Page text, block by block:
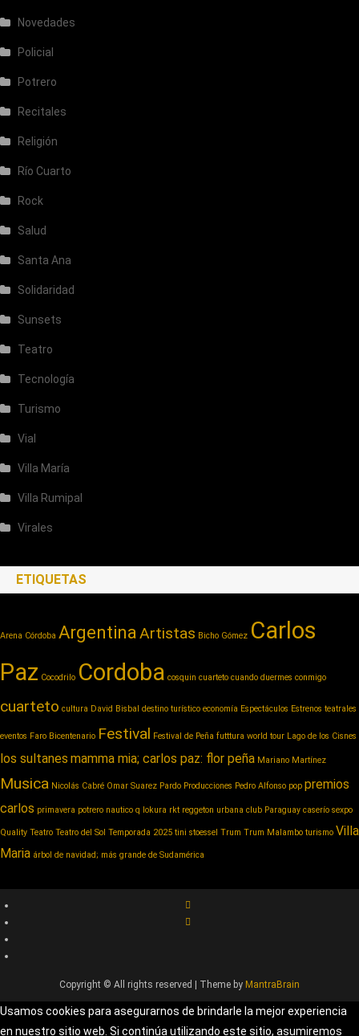
Novedades
Policial
Potrero
Recitales
Religión
Río Cuarto
Rock
Salud
Santa Ana
Solidaridad
Sunsets
Teatro
Tecnología
Turismo
Vial
Villa María
Villa Rumipal
Virales
ETIQUETAS
Arena Córdoba ArgentinaArtistas Bicho Gómez Carlos
Paz Cocodrilo Cordoba cosquin cuarteto cuando duermes conmigo
cuarteto cultura David Bisbal destino turístico economía Espectáculos Estrenos teatrales
eventos Faro Bicentenario Festival Festival de Peña futttura world tour Lago de los Cisnes
los sultanes mamma mia; carlos paz: flor peña Mariano Martínez
Musica Nicolás Cabré Omar Suarez Pardo Producciones Pedro Alfonso pop premios
carlos primavera potrero nautico q lokura rkt reggeton urbana club Paraguay caserío sexpo
Quality Teatro Teatro del Sol Temporada 2025 tini stoessel Trum Trum Malambo turismo Villa
Maria árbol de navidad; más grande de Sudamérica
Copyright © All rights reserved | Theme by MantraBrain
Usamos cookies para asegurarnos de brindarle la mejor experiencia
en nuestro sitio web. Si continúa utilizando este sitio, asumiremos